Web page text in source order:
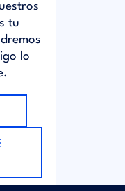
tu
lo